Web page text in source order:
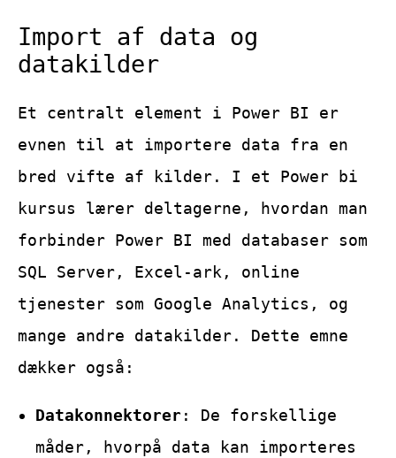
Import af data og
datakilder
Et centralt element i Power BI er
evnen til at importere data fra en
bred vifte af kilder. I et Power bi
kursus lærer deltagerne, hvordan man
forbinder Power BI med databaser som
SQL Server, Excel-ark, online
tjenester som Google Analytics, og
mange andre datakilder. Dette emne
dækker også:
Datakonnektorer: De forskellige
måder, hvorpå data kan importeres